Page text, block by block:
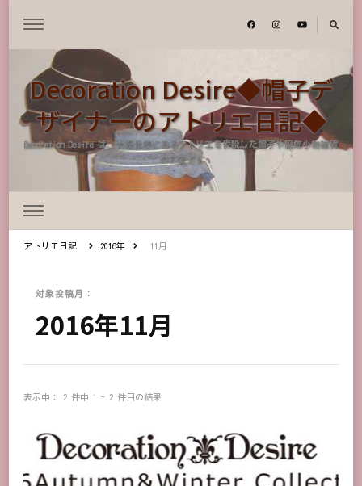
Decoration Desire◆帽子デ
ザイナーのアトリエ日記◆
Decoration Desire は、大阪北摂にあるアトリエを併設した帽子や服飾小物雑貨
のお店です
アトリエ日記 2016年 11月
対象投稿月：
2016年11月
表示中： 2 件中 1 - 2 件目の結果